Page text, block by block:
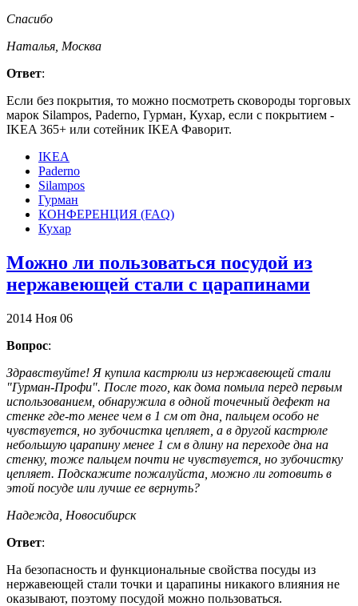
Спасибо
Наталья, Москва
Ответ:
Если без покрытия, то можно посмотреть сковороды торговых
марок Silampos, Paderno, Гурман, Кухар, если с покрытием -
IKEA 365+ или сотейник IKEA Фаворит.
IKEA
Paderno
Silampos
Гурман
КОНФЕРЕНЦИЯ (FAQ)
Кухар
Можно ли пользоваться посудой из
нержавеющей стали с царапинами
2014 Ноя 06
Вопрос:
Здравствуйте! Я купила кастрюли из нержавеющей стали
"Гурман-Профи". После того, как дома помыла перед первым
использованием, обнаружила в одной точечный дефект на
стенке где-то менее чем в 1 см от дна, пальцем особо не
чувствуется, но зубочистка цепляет, а в другой кастрюле
небольшую царапину менее 1 см в длину на переходе дна на
стенку, тоже пальцем почти не чувствуется, но зубочистку
цепляет. Подскажите пожалуйста, можно ли готовить в
этой посуде или лучше ее вернуть?
Надежда, Новосибирск
Ответ:
На безопасность и функциональные свойства посуды из
нержавеющей стали точки и царапины никакого влияния не
оказывают, поэтому посудой можно пользоваться.